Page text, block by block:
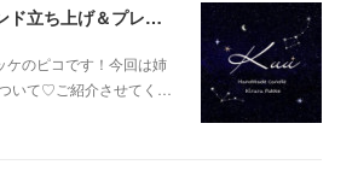
『Kuu 』姉妹ブランド立ち上げ＆プレゼント企画
ケのピコです！今回は姉
いて♡ご紹介させてく…